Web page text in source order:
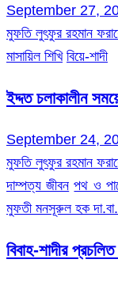
September 27,
মুফতি লুৎফুর রহমান
মাসায়িল শিখি বিয়ে-শাদী
ইদ্দত চলাকালীন
September 24,
মুফতি লুৎফুর রহমান
দাম্পত্য জীবন পথ ও
মুফতী মনসূরুল হক
বিবাহ-শাদীর